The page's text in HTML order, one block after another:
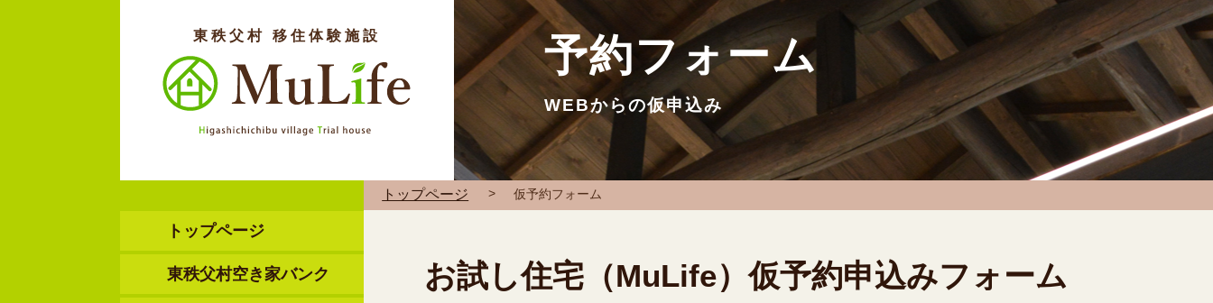
東秩父村 移住体験施設
トップページ
東秩父村空き家バンク
予約フォーム
WEBからの仮申込み
トップページ 仮予約フォーム
お試し住宅（MuLife）仮予約申込みフォーム